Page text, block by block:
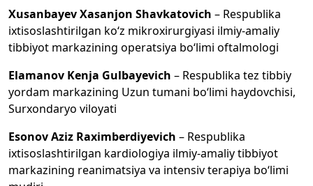
Xusanbayev Xasanjon Shavkatovich – Respublika
ixtisoslashtirilgan ko‘z mikroxirurgiyasi ilmiy-amaliy
tibbiyot markazining operatsiya bo‘limi oftalmologi
Elamanov Kenja Gulbayevich – Respublika tez tibbiy
yordam markazining Uzun tumani bo‘limi haydovchisi,
Surxondaryo viloyati
Esonov Aziz Raximberdiyevich – Respublika
ixtisoslashtirilgan kardiologiya ilmiy-amaliy tibbiyot
markazining reanimatsiya va intensiv terapiya bo‘limi